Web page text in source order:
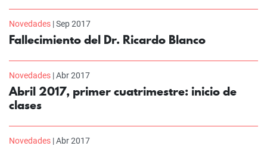
Novedades | Sep 2017
Fallecimiento del Dr. Ricardo Blanco
Novedades | Abr 2017
Abril 2017, primer cuatrimestre: inicio de
clases
Novedades | Abr 2017